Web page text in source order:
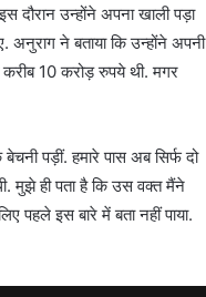
दौरान उन्होंने अपना खाली पड़ा
ने बताया कि उन्होंने अपनी
10 करोड़ रुपये थी. मगर
पड़ीं. हमारे पास अब सिर्फ दो
मुझे ही पता है कि उस वक्त मैंने
पहले इस बारे में बता नहीं पाया.